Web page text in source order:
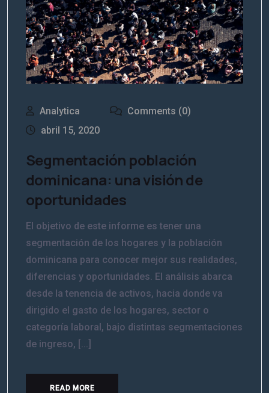
Analytica
Comments (0)
abril 15, 2020
Segmentación población
dominicana: una visión de
oportunidades
El objetivo de este informe es tener una
segmentación de los hogares y la población
dominicana para conocer mejor sus realidades,
diferencias y oportunidades. El análisis abarca
desde la tenencia de activos, hacia donde va
dirigido el gasto de los hogares, sector o
categoría laboral, bajo distintas segmentaciones
de ingreso, [...]
READ MORE